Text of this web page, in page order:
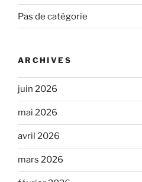
Pas de catégorie
ARCHIVES
juin 2026
mai 2026
avril 2026
mars 2026